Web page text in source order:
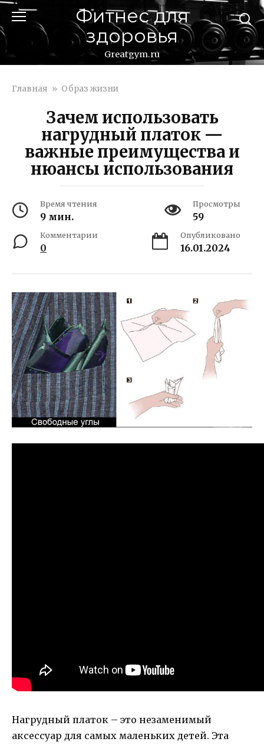
Перейти
контенту
Фитнес для
здоровья
Greatgym.ru
Главная » Образ жизни
Зачем использовать
нагрудный платок —
важные преимущества и
нюансы использования
Время чтения
9 мин.
Просмотры
59
Комментарии
0
Опубликовано
16.01.2024
Нагрудный платок – это незаменимый
аксессуар для самых маленьких детей. Эта